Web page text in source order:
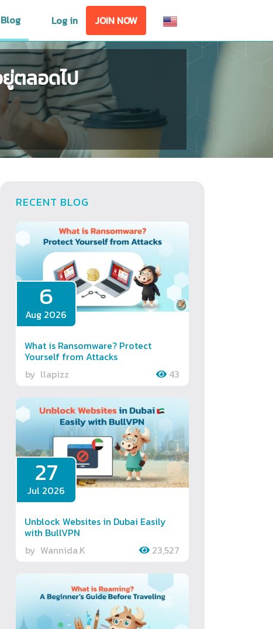
Blog Log in JOIN NOW
ยู่ตลอดไป
RECENT BLOG
6
Aug 2026
What is Ransomware? Protect
Yourself from Attacks
by llapizz 43
27
Jul 2026
Unblock Websites in Dubai Easily
with BullVPN
by Wannida.K 23,527